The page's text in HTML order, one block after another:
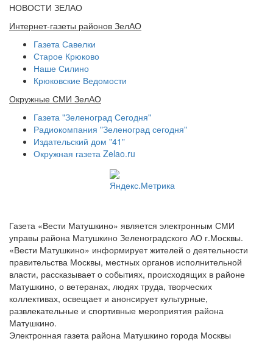
НОВОСТИ ЗЕЛАО
Интернет-газеты районов ЗелАО
Газета Савелки
Старое Крюково
Наше Силино
Крюковские Ведомости
Окружные СМИ ЗелАО
Газета "Зеленоград Сегодня"
Радиокомпания "Зеленоград сегодня"
Издательский дом "41"
Окружная газета Zelao.ru
Газета «Вести Матушкино» является электронным СМИ
управы района Матушкино Зеленоградского АО г.Москвы.
«Вести Матушкино» информирует жителей о деятельности
правительства Москвы, местных органов исполнительной
власти, рассказывает о событиях, происходящих в районе
Матушкино, о ветеранах, людях труда, творческих
коллективах, освещает и анонсирует культурные,
развлекательные и спортивные мероприятия района
Матушкино.
Электронная газета района Матушкино города Москвы